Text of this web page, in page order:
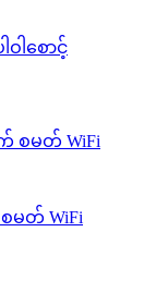
ဝါစောင့်
စမတ် WiFi